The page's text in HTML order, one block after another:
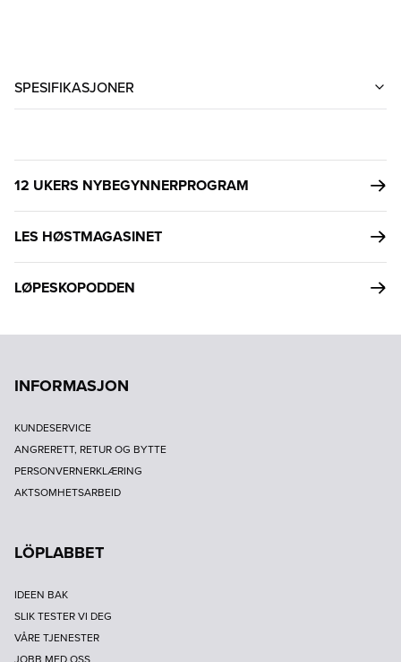
SPESIFIKASJONER
12 UKERS NYBEGYNNERPROGRAM
LES HØSTMAGASINET
LØPESKOPODDEN
INFORMASJON
KUNDESERVICE
ANGRERETT, RETUR OG BYTTE
PERSONVERNERKLÆRING
AKTSOMHETSARBEID
LÖPLABBET
IDEEN BAK
SLIK TESTER VI DEG
VÅRE TJENESTER
JOBB MED OSS